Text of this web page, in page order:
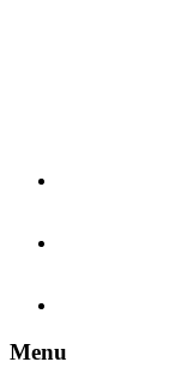
Menu